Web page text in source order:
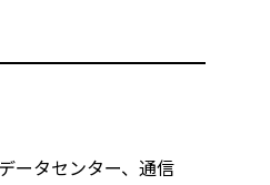
ータセンター、通信